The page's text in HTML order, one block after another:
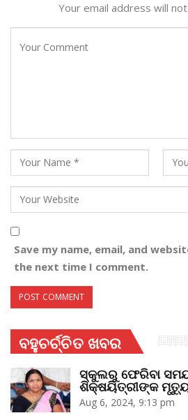
Your email address will
Save my name, email, and
the next time I comment.
ବହୁଚର୍ଚ୍ଚିତ ଖବର
ସ୍କୁଲରୁ ଫେରିବା
ଶିକ୍ଷୟିତ୍ରୀଙ୍କ
Aug 6, 2024, 9:13 pm